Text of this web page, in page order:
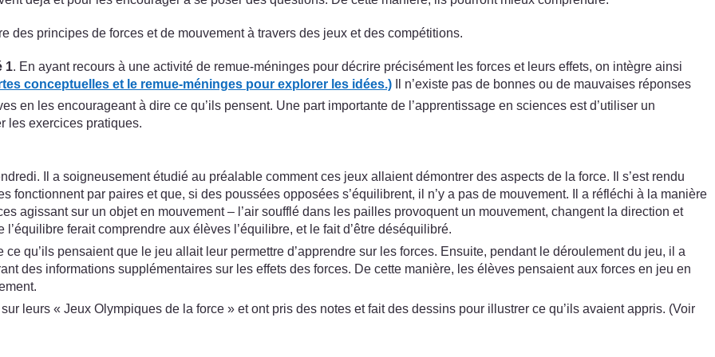
des principes de forces et de mouvement à travers des jeux et des compétitions.
1. En ayant recours à une activité de remue-méninges pour décrire précisément les forces et leurs effets, on intègre ainsi
conceptuelles et le remue-méninges pour explorer les idées.) Il n’existe pas de bonnes ou de mauvaises réponses
en les encourageant à dire ce qu’ils pensent. Une part importante de l’apprentissage en sciences est d’utiliser un
les exercices pratiques.
Il a soigneusement étudié au préalable comment ces jeux allaient démontrer des aspects de la force. Il s’est rendu
fonctionnent par paires et que, si des poussées opposées s’équilibrent, il n’y a pas de mouvement. Il a réfléchi à la manière
agissant sur un objet en mouvement – l’air soufflé dans les pailles provoquent un mouvement, changent la direction et
ferait comprendre aux élèves l’équilibre, et le fait d’être déséquilibré.
qu’ils pensaient que le jeu allait leur permettre d’apprendre sur les forces. Ensuite, pendant le déroulement du jeu, il a
des informations supplémentaires sur les effets des forces. De cette manière, les élèves pensaient aux forces en jeu en
leurs « Jeux Olympiques de la force » et ont pris des notes et fait des dessins pour illustrer ce qu’ils avaient appris. (Voir